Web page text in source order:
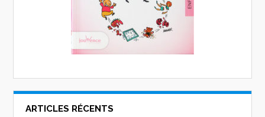
ARTICLES RÉCENTS